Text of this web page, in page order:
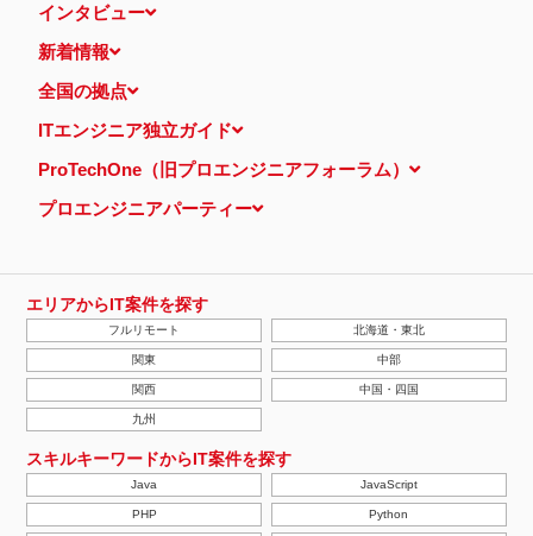
インタビュー
新着情報
全国の拠点
ITエンジニア独立ガイド
ProTechOne（旧プロエンジニアフォーラム）
プロエンジニアパーティー
エリアからIT案件を探す
フルリモート 北海道・東北
関東 中部
関西 中国・四国
九州
スキルキーワードからIT案件を探す
Java JavaScript
PHP Python